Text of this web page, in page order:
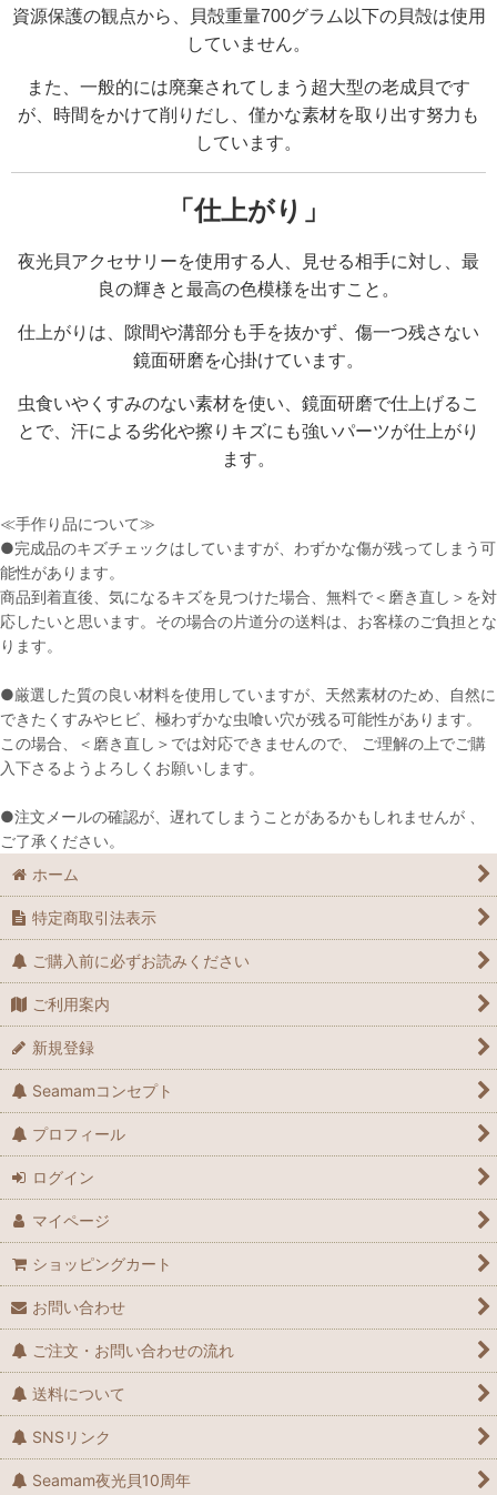
資源保護の観点から、貝殻重量700グラム以下の貝殻は使用
していません。
また、一般的には廃棄されてしまう超大型の老成貝です
が、時間をかけて削りだし、僅かな素材を取り出す努力も
しています。
「仕上がり」
夜光貝アクセサリーを使用する人、 見せる相手に対し、 最
良の輝きと最高の色模様を出すこと。
仕上がりは、 隙間や溝部分も手を抜かず、 傷一つ残さない
鏡面研磨を心掛けています。
虫食いやくすみのない素材を使い、鏡面研磨で仕上げるこ
とで、汗による劣化や擦りキズにも強いパーツが仕上がり
ます。
≪手作り品について≫
●完成品のキズチェックはしていますが、わずかな傷が残ってしまう可
能性があります。
商品到着直後、気になるキズを見つけた場合、無料で＜磨き直し＞を対
応したいと思います。その場合の片道分の送料は、お客様のご負担とな
ります。
●厳選した質の良い材料を使用していますが、天然素材のため、自然に
できたくすみやヒビ、極わずかな虫喰い穴が残る可能性があります。
この場合、＜磨き直し＞では対応できませんので、 ご理解の上でご購
入下さるようよろしくお願いします。
●注文メールの確認が、遅れてしまうことがあるかもしれませんが 、
ご了承ください。
ホーム
特定商取引法表示
ご購入前に必ずお読みください
ご利用案内
新規登録
Seamamコンセプト
プロフィール
ログイン
マイページ
ショッピングカート
お問い合わせ
ご注文・お問い合わせの流れ
送料について
SNSリンク
Seamam夜光貝10周年